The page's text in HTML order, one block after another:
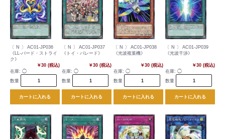
〔 N 〕 AC01-JP036
《LL-バード・ストライ
ク》
￥30 (税込)
在庫: ◯
数量
カートに入れる
〔 N 〕 AC01-JP037
《トイ・パレード》
￥30 (税込)
在庫: ◯
数量
カートに入れる
〔 N 〕 AC01-JP038
《光波複葉機》
￥30 (税込)
在庫: ◯
数量
カートに入れる
〔 N 〕 AC01-JP039
《光波干渉》
￥30 (税込)
在庫: ◯
数量
カートに入れる